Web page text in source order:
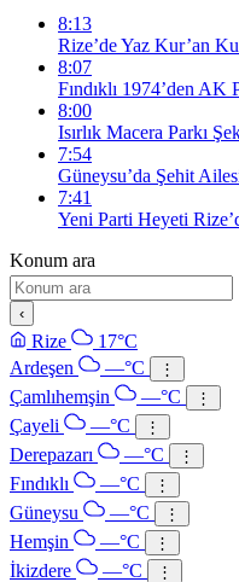
8:13
Rize’de Yaz Kur’an
8:07
Fındıklı 1974’den AK
8:00
Isırlık Macera Parkı
7:54
Güneysu’da Şehit
7:41
Yeni Parti Heyeti
Konum ara
‹
Rize
17°C
Ardeşen
—°C ⋮
Çamlıhemşin —°C ⋮
Çayeli —°C ⋮
Derepazarı —°C ⋮
Fındıklı —°C ⋮
Güneysu —°C ⋮
Hemşin —°C ⋮
İkizdere —°C ⋮